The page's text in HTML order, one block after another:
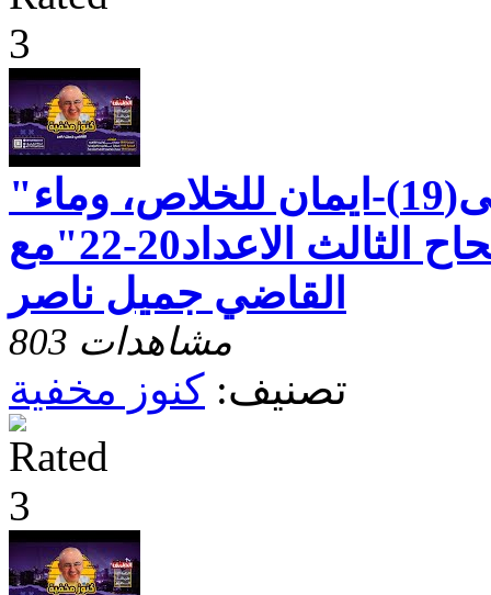
"رسالة بطرس الاولى(19)-ايمان للخلاص، وماء
للدينونة - الاصحاح الثالث الاعداد20-22"مع
القاضي جميل ناصر
803 مشاهدات
تصنيف: كنوز مخفية